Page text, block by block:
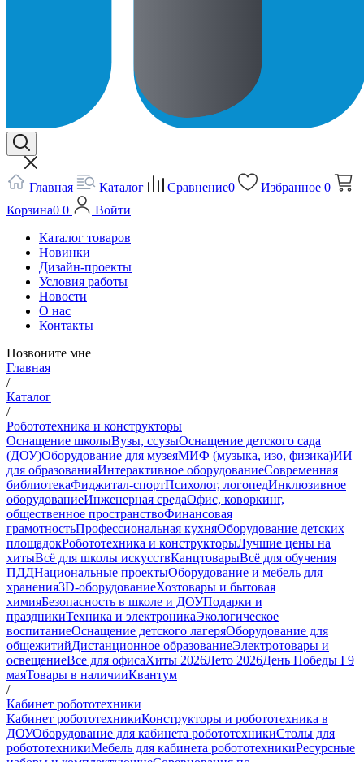
Главная Каталог Сравнение0 Избранное 0
Корзина0 0
Войти
Каталог товаров
Новинки
Дизайн-проекты
Условия работы
Новости
О нас
Контакты
Позвоните мне
Главная
/
Каталог
/
Робототехника и конструкторы
Оснащение школыВузы, ссузыОснащение детского сада
(ДОУ)Оборудование для музеяМИФ (музыка, изо, физика)ИИ
для образованияИнтерактивное оборудованиеСовременная
библиотекаФиджитал-спортПсихолог, логопедИнклюзивное
оборудованиеИнженерная средаОфис, коворкинг,
общественное пространствоФинансовая
грамотностьПрофессиональная кухняОборудование детских
площадокРобототехника и конструкторыЛучшие цены на
хитыВсё для школы искусствКанцтоварыВсё для обучения
ПДДНациональные проектыОборудование и мебель для
хранения3D-оборудованиеХозтовары и бытовая
химияБезопасность в школе и ДОУПодарки и
праздникиТехника и электроникаЭкологическое
воспитаниеОснащение детского лагеряОборудование для
общежитийДистанционное образованиеЭлектротовары и
освещениеВсе для офисаХиты 2026Лето 2026День Победы I 9
маяТовары в наличииКвантум
/
Кабинет робототехники
Кабинет робототехникиКонструкторы и робототехника в
ДОУОборудование для кабинета робототехникиСтолы для
робототехникиМебель для кабинета робототехникиРесурсные